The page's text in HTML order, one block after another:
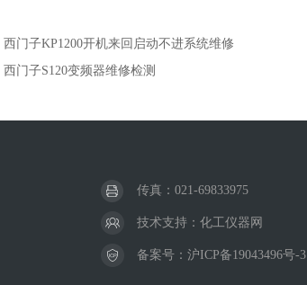
西门子KP1200开机来回启动不进系统维修
西门子S120变频器维修检测
传真：021-69833975
技术支持： 化工仪器网
备案号： 沪ICP备19043496号-3